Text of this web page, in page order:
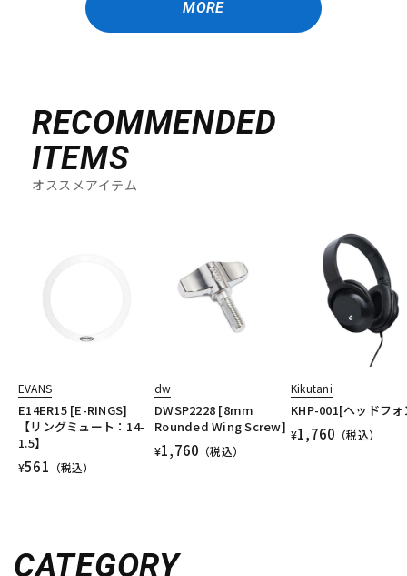
MORE
RECOMMENDED
ITEMS
オススメアイテム
EVANS
E14ER15 [E-RINGS]
【リングミュート：14-
1.5】
¥561 （税込）
dw
DWSP2228 [8mm
Rounded Wing Screw]
¥1,760 （税込）
Kikutani
KHP-001[ヘッドフ
¥1,760 （税込）
CATEGORY